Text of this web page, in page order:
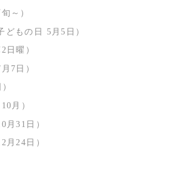
～）
どもの日 5月5日）
日曜）
7日）
月）
月31日）
月24日）